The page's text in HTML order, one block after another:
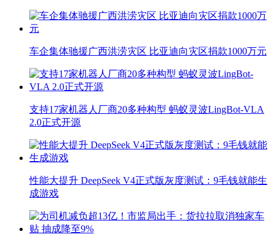
车企集体驰援广西洪涝灾区 比亚迪向灾区捐款1000万元
支持17家机器人厂商20多种构型 蚂蚁灵波LingBot-VLA
2.0正式开源
性能大提升 DeepSeek V4正式版灰度测试：9毛钱就能生
成游戏